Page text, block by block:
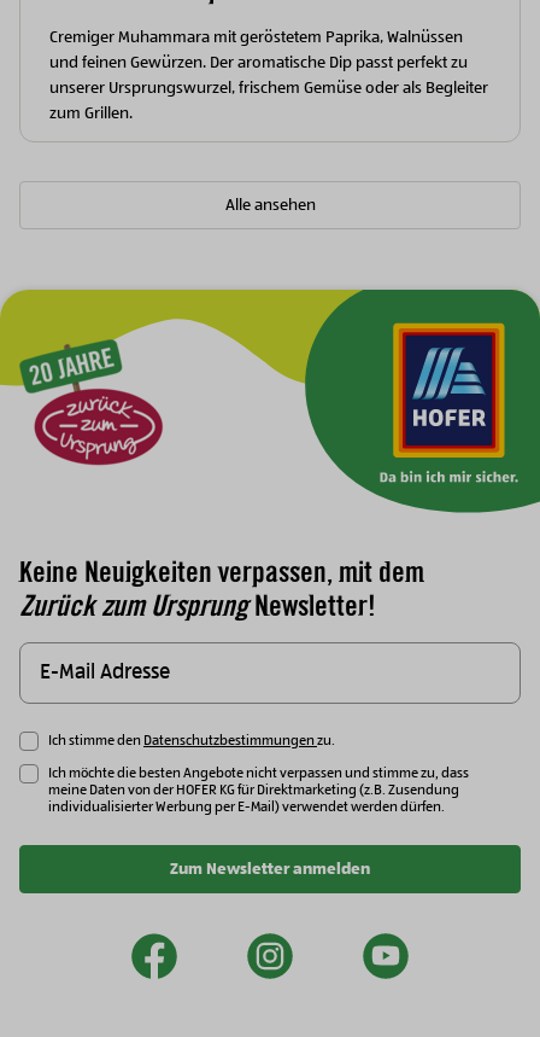
Cremiger Muhammara mit geröstetem Paprika, Walnüssen
und feinen Gewürzen. Der aromatische Dip passt perfekt zu
unserer Ursprungswurzel, frischem Gemüse oder als Begleiter
zum Grillen.
Alle ansehen
Zur Hauptnavigation
Keine Neuigkeiten verpassen, mit dem
Zurück zum UrsprungNewsletter!
Ich stimme den Datenschutzbestimmungenzu.
Ich möchte die besten Angebote nicht verpassen und stimme zu, dass
meine Daten von der HOFER KG für Direktmarketing (z.B. Zusendung
individualisierter Werbung per E-Mail) verwendet werden dürfen.
Zum Newsletter anmelden
facebookinstagram